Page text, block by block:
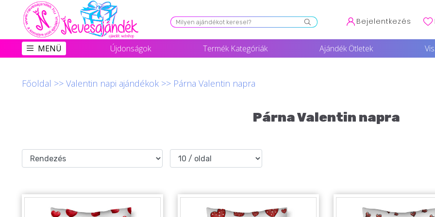
Viszonteladóknak
Újdonságok
Szerelmes Ajándékok ❤
Szülinapi ajándékok
Bejelentkezés
MENÜ Újdonságok Termék Kategóriák Ajándék Ötletek
Főoldal >> Valentin napi ajándékok>> Párna Valentin napra
Párna Valentin napra